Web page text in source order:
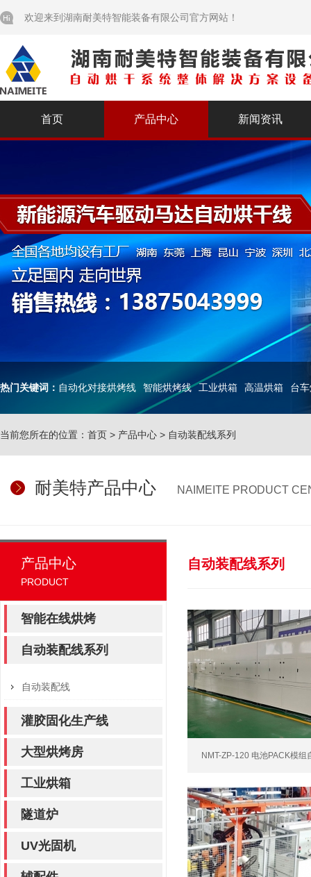
欢迎来到湖南耐美特智能装备有限公司官方网站！
首页 产品中心 新闻资讯
热门关键词： 自动化对接烘烤线 智能烘烤线 工业烘箱 高温烘箱 台
当前您所在的位置： 首页 > 产品中心 > 自动装配线系列
耐美特产品中心 NAIMEITE PRODUCT
产品中心
PRODUCT
智能在线烘烤
自动装配线系列
自动装配线
灌胶固化生产线
大型烘烤房
工业烘箱
隧道炉
UV光固机
自动装配线系列
NMT-ZP-120 电池PACK模组